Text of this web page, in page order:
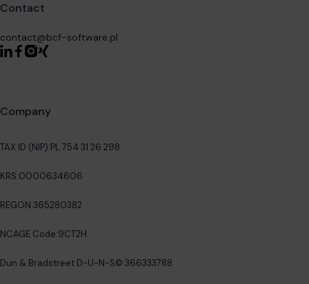
Contact
contact@bcf-software.pl
Company
TAX ID (NIP):PL 754 31 26 298
KRS:0000634606
REGON:365280382
NCAGE Code:9CT2H
Dun & Bradstreet D-U-N-S©:366333788